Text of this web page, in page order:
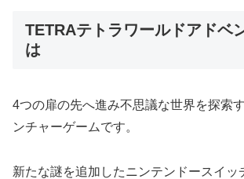
TETRAテトラワールドアドベ
は
4つの扉の先へ進み不思議な世界を探索
ンチャーゲームです。
新たな謎を追加したニンテンドースイッ